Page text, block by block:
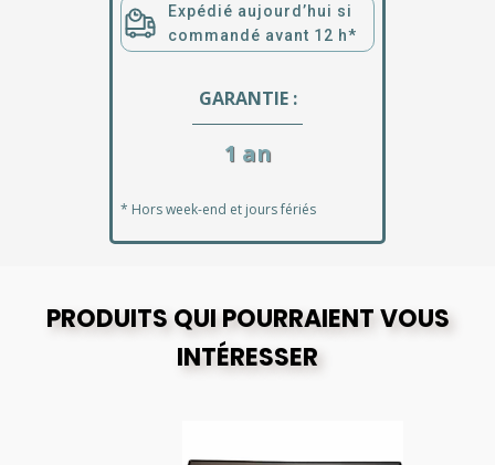
Expédié aujourd’hui si
commandé avant 12 h*
GARANTIE :
1 an
* Hors week-end et jours fériés
PRODUITS QUI POURRAIENT VOUS
INTÉRESSER